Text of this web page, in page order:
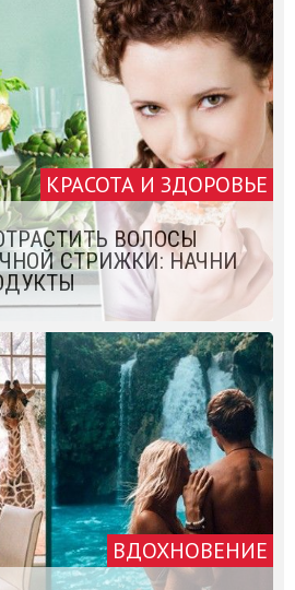
КРАСОТА И ЗДОРОВЬЕ
ВОЛОСЫ
СТРИЖКИ: НАЧНИ
ВДОХНОВЕНИЕ